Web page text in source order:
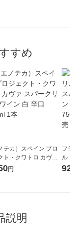
すめ
テカ）スペイン プロ
ト・クワトロ カヴァ
クリングワイン 白 辛
円
フ
ル
リ
説明